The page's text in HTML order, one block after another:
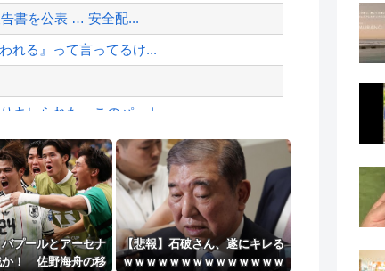
び交う。1週間ぶり...
へ
Powered by livedoor 相互RSS
書を公表 … 安全配...
れる』って言ってるけ...
キレられた。このパート...
うなるか見たろ！」→...
し＝韓国の反応
プールとアーセナ
か！ 佐野海舟の移
【悲報】石破さん、遂にキレる
ｗｗｗｗｗｗｗｗｗｗｗｗｗｗ